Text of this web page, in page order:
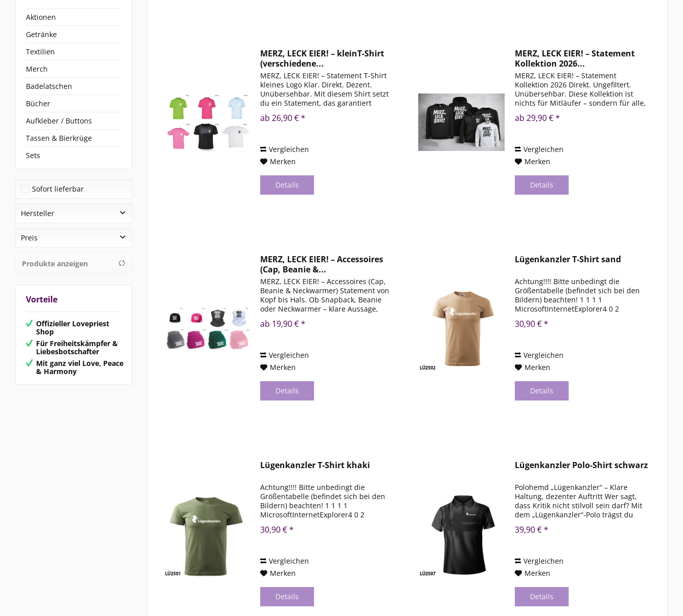
Aktionen
Getränke
Textilien
Merch
Badelatschen
Bücher
Aufkleber / Buttons
Tassen & Bierkrüge
Sets
Sofort lieferbar
Hersteller
TimK Merch
Preis
bis
Produkte anzeigen
Vorteile
Offizieller Lovepriest
Shop
Für Freiheitskämpfer &
Liebesbotschafter
Mit ganz viel Love, Peace
& Harmony
MERZ, LECK EIER! – kleinT-Shirt
(verschiedene...
MERZ, LECK EIER! – Statement T-Shirt
kleines Logo Klar. Direkt. Dezent.
Unübersehbar. Mit diesem Shirt setzt
du ein Statement, das garantiert
Print in Kombination mit hochwertigen
ab 26,90 € *
Vergleichen
Merken
Details
MERZ, LECK EIER! – Statement
Kollektion 2026...
MERZ, LECK EIER! – Statement
Kollektion 2026 Direkt. Ungefiltert.
Unübersehbar. Diese Kollektion ist
nichts für Mitläufer – sondern für alle,
Zipper, Sweater oder Longsleeve: Du
ab 29,90 € *
Vergleichen
Merken
Details
MERZ, LECK EIER! – Accessoires
(Cap, Beanie &...
MERZ, LECK EIER! – Accessoires (Cap,
Beanie & Neckwarmer) Statement von
Kopf bis Hals. Ob Snapback, Beanie
oder Neckwarmer – klare Aussage,
? Produktdetails Hochwertiger Print
ab 19,90 € *
Vergleichen
Merken
Details
Lügenkanzler T-Shirt sand
Achtung!!!! Bitte unbedingt die
Größentabelle (befindet sich bei den
Bildern) beachten! 1 1 1 1
MicrosoftInternetExplorer4 0 2
1 1 1 1 MicrosoftInternetExplorer4 0 2
30,90 € *
Vergleichen
Merken
Details
Lügenkanzler T-Shirt khaki
Achtung!!!! Bitte unbedingt die
Größentabelle (befindet sich bei den
Bildern) beachten! 1 1 1 1
MicrosoftInternetExplorer4 0 2
1 1 1 1 MicrosoftInternetExplorer4 0 2
30,90 € *
Vergleichen
Merken
Details
Lügenkanzler Polo-Shirt schwarz
Polohemd „Lügenkanzler“ – Klare
Haltung, dezenter Auftritt Wer sagt,
dass Kritik nicht stilvoll sein darf? Mit
dem „Lügenkanzler“-Polo trägst du
unaufdringlich. Für alle, die lieber
39,90 € *
Vergleichen
Merken
Details